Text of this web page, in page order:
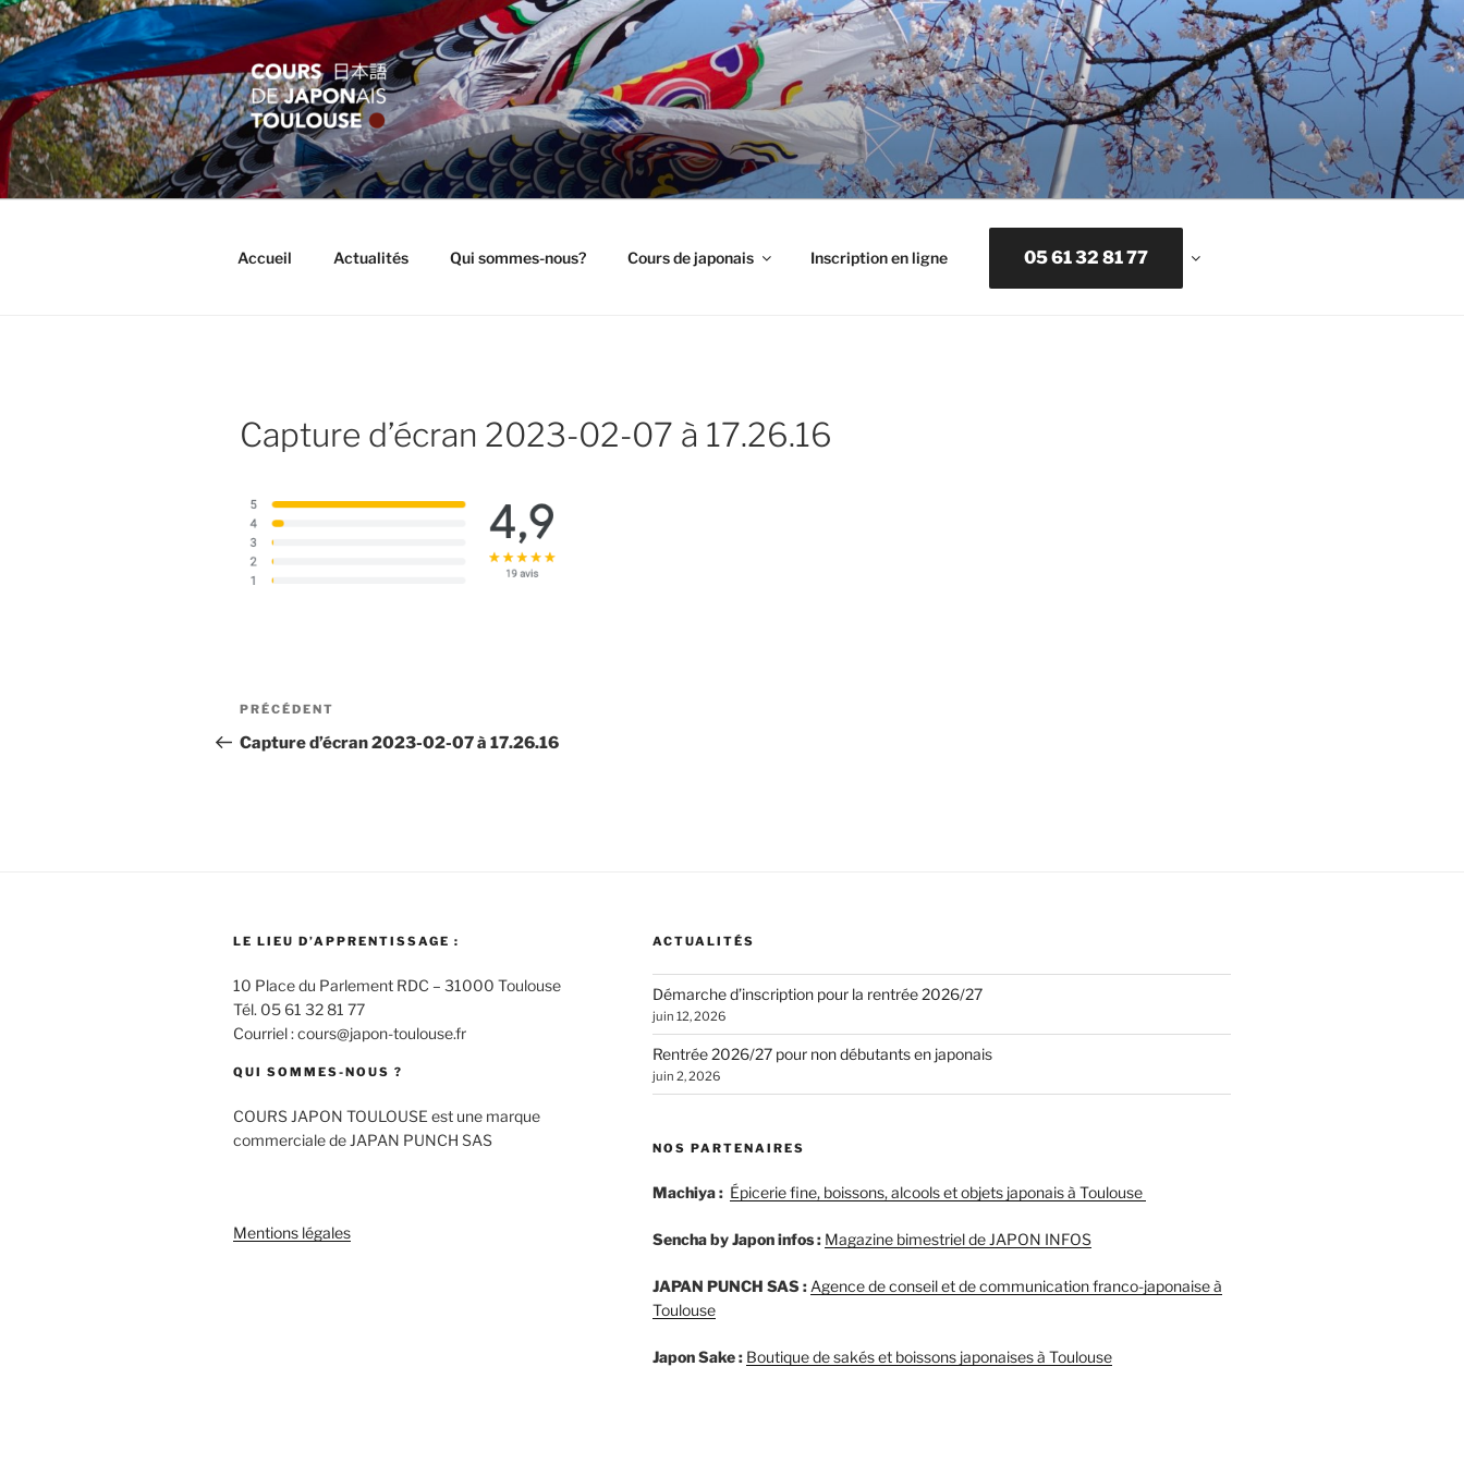
Aller
au
contenu
principal
COURS JAPON TOULOUSE
Apprentissage et formation en langue japonaise
Accueil Actualités Qui sommes-nous? Cours de japonais Inscription en ligne 05 61 32 81 77
Capture d’écran 2023-02-07 à 17.26.16
Navigation
de
Article
précédent
PRÉCÉDENT
Capture d’écran 2023-02-07 à 17.26.16
LE LIEU D’APPRENTISSAGE :
10 Place du Parlement RDC – 31000 Toulouse
Tél. 05 61 32 81 77
Courriel : cours@japon-toulouse.fr
QUI SOMMES-NOUS ?
COURS JAPON TOULOUSE est une marque
commerciale de JAPAN PUNCH SAS
Mentions légales
ACTUALITÉS
Démarche d’inscription pour la rentrée 2026/27
juin 12, 2026
Rentrée 2026/27 pour non débutants en japonais
juin 2, 2026
NOS PARTENAIRES
Machiya : Épicerie fine, boissons, alcools et objets japonais à Toulouse
Sencha by Japon infos : Magazine bimestriel de JAPON INFOS
JAPAN PUNCH SAS : Agence de conseil et de communication franco-japonaise à
Toulouse
Japon Sake : Boutique de sakés et boissons japonaises à Toulouse